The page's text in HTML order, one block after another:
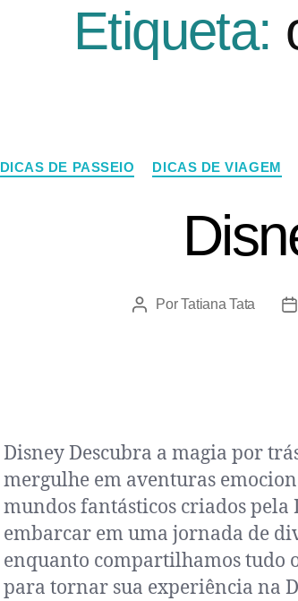
Etiqueta:
DICAS DE PASSEIO DICAS DE VIAGEM
PorTatiana Tata
Disney Descubra a magia por
mergulhe em aventuras
mundos fantásticos criados pela
embarcar em uma jornada de
enquanto compartilhamos tudo
para tornar sua experiência na